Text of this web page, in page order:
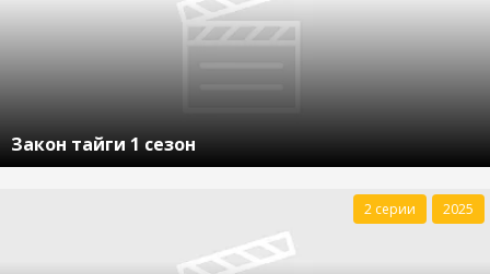
Закон тайги 1 сезон
2 серии 2025